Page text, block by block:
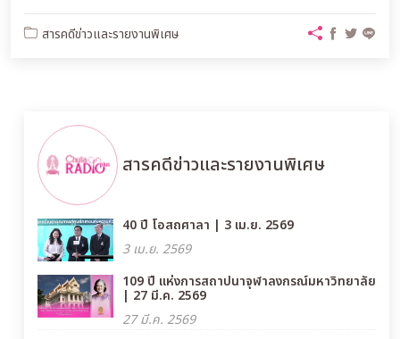
สารคดีข่าวและรายงานพิเศษ
สารคดีข่าวและรายงานพิเศษ
40 ปี โอสถศาลา | 3 เม.ย. 2569
3 เม.ย. 2569
109 ปี แห่งการสถาปนาจุฬาลงกรณ์มหาวิทยาลัย
| 27 มี.ค. 2569
27 มี.ค. 2569